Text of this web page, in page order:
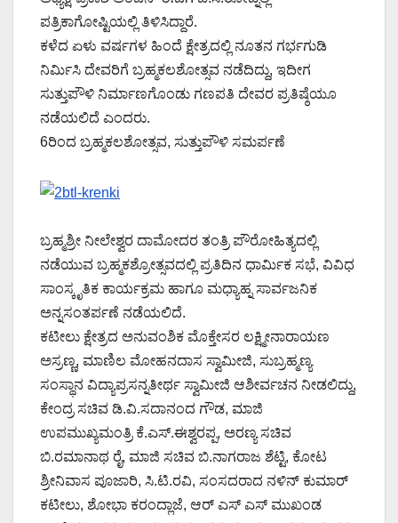
ಪತ್ರಿಕಾಗೋಷ್ಟಿಯಲ್ಲಿ ತಿಳಿಸಿದ್ದಾರೆ.
ಕಳೆದ ಏಳು ವರ್ಷಗಳ ಹಿಂದೆ ಕ್ಷೇತ್ರದಲ್ಲಿ ನೂತನ ಗರ್ಭಗುಡಿ
ನಿರ್ಮಿಸಿ ದೇವರಿಗೆ ಬ್ರಹ್ಮಕಲಶೋತ್ಸವ ನಡೆದಿದ್ದು, ಇದೀಗ
ಸುತ್ತುಪೌಳಿ ನಿರ್ಮಾಣಗೊಂಡು ಗಣಪತಿ ದೇವರ ಪ್ರತಿಷ್ಠೆಯೂ
ನಡೆಯಲಿದೆ ಎಂದರು.
6ರಿಂದ ಬ್ರಹ್ಮಕಲಶೋತ್ಸವ, ಸುತ್ತುಪೌಳಿ ಸಮರ್ಪಣೆ
ಬ್ರಹ್ಮಶ್ರೀ ನೀಲೇಶ್ವರ ದಾಮೋದರ ತಂತ್ರಿ ಪೌರೋಹಿತ್ಯದಲ್ಲಿ
ನಡೆಯುವ ಬ್ರಹ್ಮಕಶ್ರೋತ್ಸವದಲ್ಲಿ ಪ್ರತಿದಿನ ಧಾರ್ಮಿಕ ಸಭೆ, ವಿವಿಧ
ಸಾಂಸ್ಕೃತಿಕ ಕಾರ್ಯಕ್ರಮ ಹಾಗೂ ಮಧ್ಯಾಹ್ನ ಸಾರ್ವಜನಿಕ
ಅನ್ನಸಂತರ್ಪಣೆ ನಡೆಯಲಿದೆ.
ಕಟೀಲು ಕ್ಷೇತ್ರದ ಅನುವಂಶಿಕ ಮೊಕ್ತೇಸರ ಲಕ್ಷ್ಮೀನಾರಾಯಣ
ಅಸ್ರಣ್ಣ, ಮಾಣಿಲ ಮೋಹನದಾಸ ಸ್ವಾಮೀಜಿ, ಸುಬ್ರಹ್ಮಣ್ಯ
ಸಂಸ್ಥಾನ ವಿದ್ಯಾಪ್ರಸನ್ನತೀರ್ಥ ಸ್ವಾಮೀಜಿ ಆಶೀರ್ವಚನ ನೀಡಲಿದ್ದು,
ಕೇಂದ್ರ ಸಚಿವ ಡಿ.ವಿ.ಸದಾನಂದ ಗೌಡ, ಮಾಜಿ
ಉಪಮುಖ್ಯಮಂತ್ರಿ ಕೆ.ಎಸ್.ಈಶ್ವರಪ್ಪ, ಅರಣ್ಯ ಸಚಿವ
ಬಿ.ರಮಾನಾಥ ರೈ, ಮಾಜಿ ಸಚಿವ ಬಿ.ನಾಗರಾಜ ಶೆಟ್ಟಿ, ಕೋಟ
ಶ್ರೀನಿವಾಸ ಪೂಜಾರಿ, ಸಿ.ಟಿ.ರವಿ, ಸಂಸದರಾದ ನಳಿನ್ ಕುಮಾರ್
ಕಟೀಲು, ಶೋಭಾ ಕರಂದ್ಲಾಜೆ, ಆರ್ ಎಸ್ ಎಸ್ ಮುಖಂಡ